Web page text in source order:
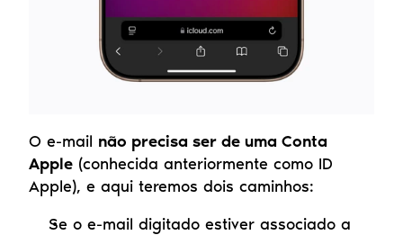
O e-mail não precisa ser de uma Conta
Apple (conhecida anteriormente como ID
Apple), e aqui teremos dois caminhos:
Se o e-mail digitado estiver associado a